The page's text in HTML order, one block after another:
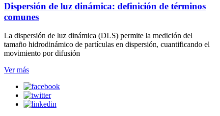
Dispersión de luz dinámica: definición de términos
comunes
La dispersión de luz dinámica (DLS) permite la medición del
tamaño hidrodinámico de partículas en dispersión, cuantificando el
movimiento por difusión
Ver más